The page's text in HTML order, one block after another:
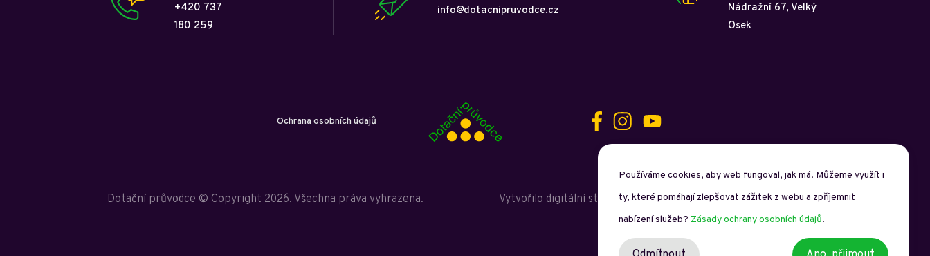
+420 737
180 259
info@dotacnipruvodce.cz
Nádražní 67, Velký
Osek
Ochrana osobních údajů
Dotační průvodce © Copyright 2026. Všechna práva vyhrazena. Vytvořilo digitální studioDebono.cz Spravuje studio
Používáme cookies, aby web fungoval, jak má. Můžeme využít i
ty, které pomáhají zlepšovat zážitek z webu a zpříjemnit
nabízení služeb? Zásady ochrany osobních údajů.